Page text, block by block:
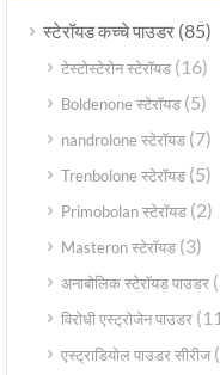
स्टेरॉयड कच्चे पाउडर (85)
टेस्टोस्टेरोन स्टेरॉयड (16)
Boldenone स्टेरॉयड (5)
nandrolone स्टेरॉयड (7)
Trenbolone स्टेरॉयड (5)
Primobolan स्टेरॉयड (2)
Masteron स्टेरॉयड (3)
अनाबोलिक स्टेरॉयड पाउडर
विरोधी एस्ट्रोजेन पाउडर
एस्ट्राडियोल पाउडर सीरीज